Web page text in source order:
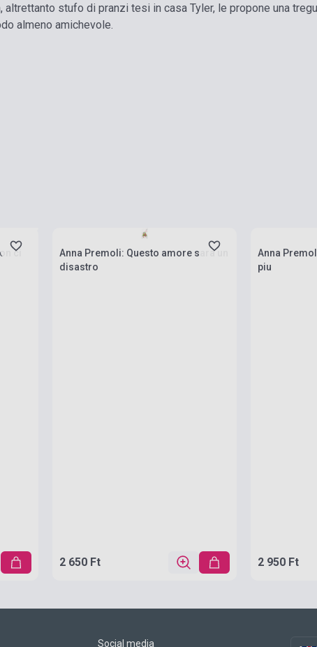
altrettanto stufo di pranzi tesi in casa Tyler, le propone una
almeno amichevole.
ci
Anna Premoli: Questo amore sara un
disastro
2 650 Ft
Anna
piu
2 950 Ft
Social media